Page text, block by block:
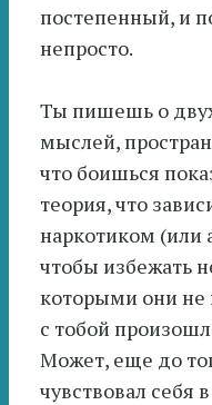
постепенный, и
непросто.
Ты пишешь о
мыслей,
что боишься
теория, что
наркотиком (или
чтобы избежать
которыми они не
с тобой
Может, еще до
чувствовал себя